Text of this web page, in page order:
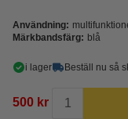
Användning:
Märkbandsfärg: blå
i lager Beställ nu så
500 kr